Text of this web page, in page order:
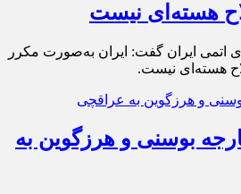
هسته‌ای نیست
اتمی ایران گفت: ایران به‌صورت مکرر
هسته‌ای نیست.
بوسنی و هرزگوین به